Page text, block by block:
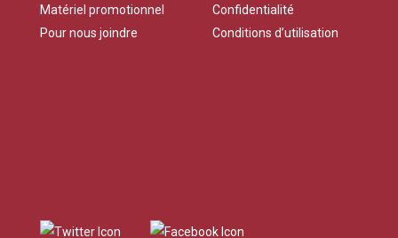
Matériel promotionnel
Pour nous joindre
Confidentialité
Conditions d’utilisation